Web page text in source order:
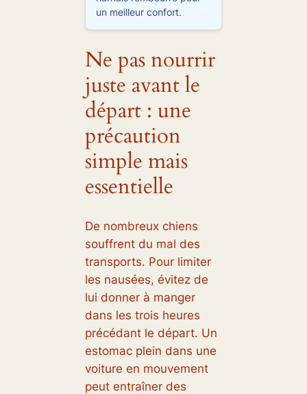
un meilleur confort.
Ne pas nourrir
juste avant le
départ : une
précaution
simple mais
essentielle
De nombreux chiens
souffrent du mal des
transports. Pour limiter
les nausées, évitez de
lui donner à manger
dans les trois heures
précédant le départ. Un
estomac plein dans une
voiture en mouvement
peut entraîner des